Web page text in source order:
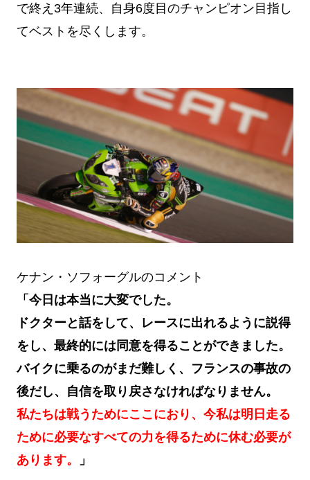
で終え3年連続、自身6度目のチャンピオン目指し
てベストを尽くします。
ケナン・ソフォーグルのコメント
「今日は本当に大変でした。
ドクターと話をして、レースに出れるように説得
をし、最終的には同意を得ることができました。
バイクに乗るのがまだ難しく、フランスの事故の
後だし、自信を取り戻さなければなりません。
私たちは戦うためにここにおり、今私は明日走る
ために必要なすべての力を得るために休む必要が
あります。
」